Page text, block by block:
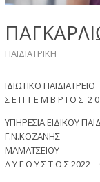
ΠΑΙΔΙΑΤΡIKH
ΙΔΙΩΤΙΚΟ ΠΑΙΔΙΑΤΡΕΙΟ
Σ Ε Π Τ Ε Μ Β Ρ Ι Ο Σ 2
ΥΠΗΡΕΣΙΑ ΕΙΔΙΚΟΥ
Γ.Ν.ΚΟΖΑΝΗΣ
ΜΑΜΑΤΣΕΙΟΥ
Α Υ Γ Ο Υ Σ Τ Ο Σ 2022